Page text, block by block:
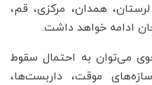
همدان، مرکزی، قم،
ادامه خواهد داشت.
می‌توان به احتمال سقوط
موقت، داربست‌ها،